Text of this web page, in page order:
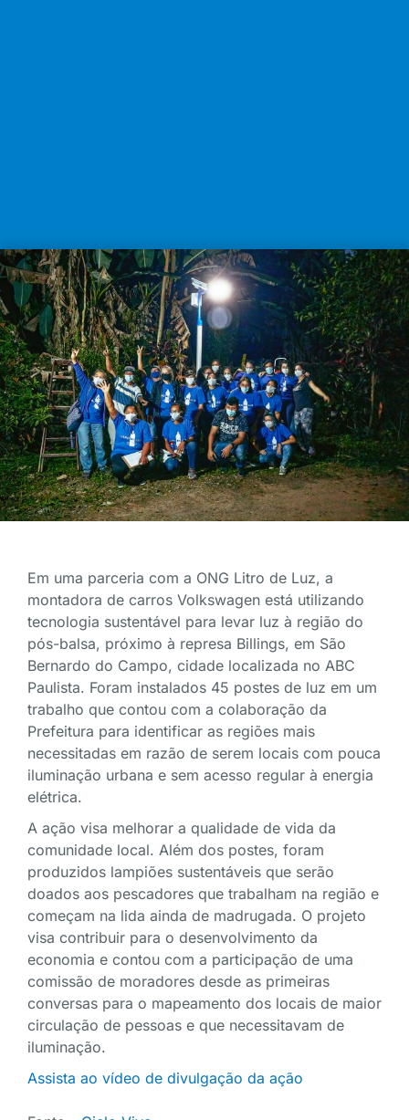
Em uma parceria com a ONG Litro de Luz, a
montadora de carros Volkswagen está utilizando
tecnologia sustentável para levar luz à região do
pós-balsa, próximo à represa Billings, em São
Bernardo do Campo, cidade localizada no ABC
Paulista. Foram instalados 45 postes de luz em um
trabalho que contou com a colaboração da
Prefeitura para identificar as regiões mais
necessitadas em razão de serem locais com pouca
iluminação urbana e sem acesso regular à energia
elétrica.
A ação visa melhorar a qualidade de vida da
comunidade local. Além dos postes, foram
produzidos lampiões sustentáveis que serão
doados aos pescadores que trabalham na região e
começam na lida ainda de madrugada. O projeto
visa contribuir para o desenvolvimento da
economia e contou com a participação de uma
comissão de moradores desde as primeiras
conversas para o mapeamento dos locais de maior
circulação de pessoas e que necessitavam de
iluminação.
Assista ao vídeo de divulgação da ação